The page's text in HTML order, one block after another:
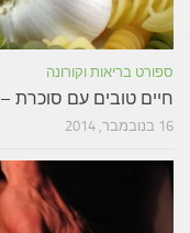
ספורט בריאות וקורונה
חיים טובים עם סוכרת –
16 בנובמבר, 2014